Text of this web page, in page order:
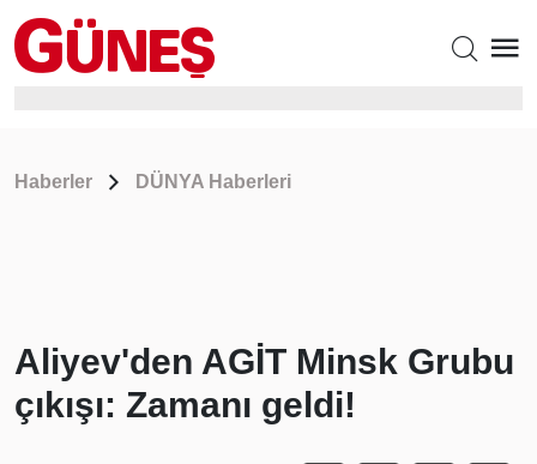
Haberler DÜNYA Haberleri
Aliyev'den AGİT Minsk Grubu
çıkışı: Zamanı geldi!